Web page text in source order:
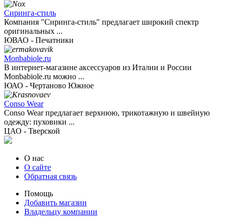
Сиринга-стиль
Компания "Сиринга-стиль" предлагает широкий спектр
оригинальных ...
ЮВАО - Печатники
Monbabiole.ru
В интернет-магазине аксессуаров из Италии и России
Monbabiole.ru можно ...
ЮАО - Чертаново Южное
Conso Wear
Conso Wear предлагает верхнюю, трикотажную и швейную
одежду: пуховики ...
ЦАО - Тверской
О нас
О сайте
Обратная связь
Помощь
Добавить магазин
Владельцу компании